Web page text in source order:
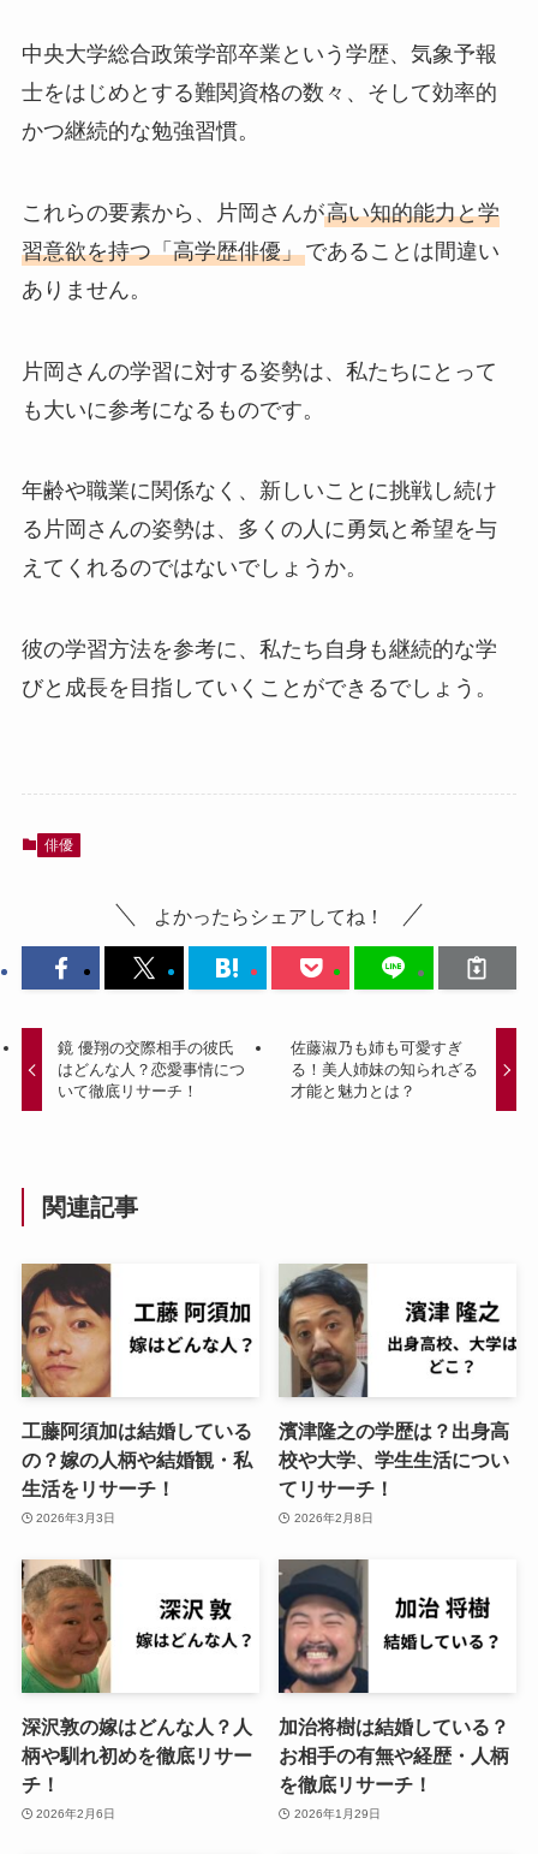
中央大学総合政策学部卒業という学歴、気象予報
士をはじめとする難関資格の数々、そして効率的
かつ継続的な勉強習慣。
これらの要素から、片岡さんが高い知的能力と学
習意欲を持つ「高学歴俳優」であることは間違い
ありません。
片岡さんの学習に対する姿勢は、私たちにとって
も大いに参考になるものです。
年齢や職業に関係なく、新しいことに挑戦し続け
る片岡さんの姿勢は、多くの人に勇気と希望を与
えてくれるのではないでしょうか。
彼の学習方法を参考に、私たち自身も継続的な学
びと成長を目指していくことができるでしょう。
俳優
よかったらシェアしてね！
鏡 優翔の交際相手の彼氏
はどんな人？恋愛事情につ
いて徹底リサーチ！
佐藤淑乃も姉も可愛すぎ
る！美人姉妹の知られざる
才能と魅力とは？
関連記事
工藤阿須加は結婚している
の？嫁の人柄や結婚観・私
生活をリサーチ！
2026年3月3日
濱津隆之の学歴は？出身高
校や大学、学生生活につい
てリサーチ！
2026年2月8日
深沢敦の嫁はどんな人？人
柄や馴れ初めを徹底リサー
チ！
2026年2月6日
加治将樹は結婚している？
お相手の有無や経歴・人柄
を徹底リサーチ！
2026年1月29日